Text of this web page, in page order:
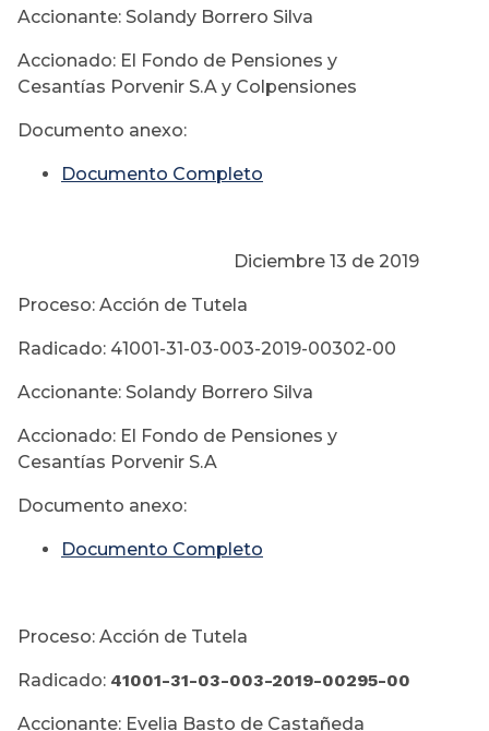
Accionante: Solandy Borrero Silva
Accionado: El Fondo de Pensiones y
Cesantías Porvenir S.A y Colpensiones
Documento anexo:
Documento Completo
Diciembre 13 de 2019
Proceso: Acción de Tutela
Radicado: 41001-31-03-003-2019-00302-00
Accionante: Solandy Borrero Silva
Accionado: El Fondo de Pensiones y
Cesantías Porvenir S.A
Documento anexo:
Documento Completo
Proceso: Acción de Tutela
Radicado: 41001-31-03-003-2019-00295-00
Accionante: Evelia Basto de Castañeda